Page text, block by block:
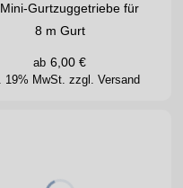
Gurtzuggetriebe für
8 m Gurt
19% MwSt. zzgl. Versand
ab 6,00 €